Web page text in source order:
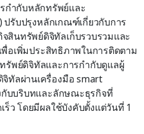
กำกับหลักทรัพย์และ
ปรับปรุงหลักเกณฑ์เกี่ยวกับการ
สินทรัพย์ดิจิทัลเก็บรวบรวมและ
พื่อเพิ่มประสิทธิภาพในการติดตาม
รัพย์ดิจิทัลและการกำกับดูแลผู้
ทัลผ่านเครื่องมือ smart
บบริบทและลักษณะธุรกิจที่
ร็ว โดยมีผลใช้บังคับตั้งแต่วันที่ 1